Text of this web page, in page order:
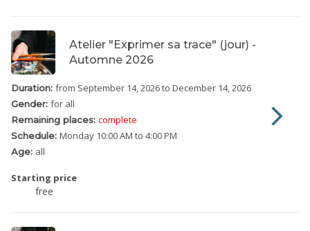
Atelier "Exprimer sa trace" (jour) -
Automne 2026
Duration: from September 14, 2026to December 14, 2026
Gender: for all
Remaining places: complete
Schedule: Monday 10:00 AM to 4:00 PM
Age: all
Starting price
free